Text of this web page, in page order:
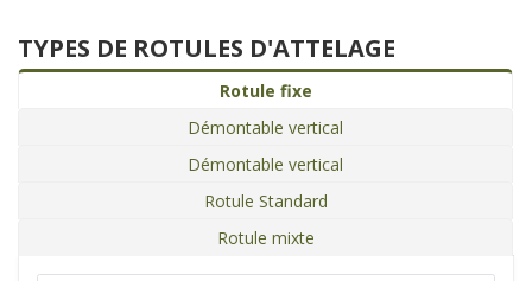
TYPES DE ROTULES D'ATTELAGE
Rotule fixe
Démontable vertical
Démontable vertical
Rotule Standard
Rotule mixte